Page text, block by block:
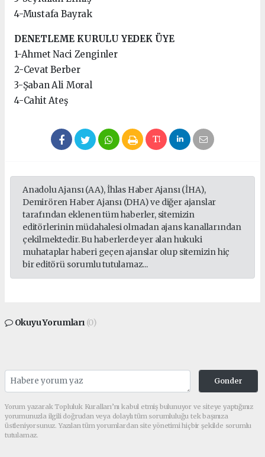
4-Mustafa Bayrak
DENETLEME KURULU YEDEK ÜYE
1-Ahmet Naci Zenginler
2-Cevat Berber
3-Şaban Ali Moral
4-Cahit Ateş
Anadolu Ajansı (AA), İhlas Haber Ajansı (İHA),
Demirören Haber Ajansı (DHA) ve diğer ajanslar
tarafından eklenen tüm haberler, sitemizin
editörlerinin müdahalesi olmadan ajans kanallarından
çekilmektedir. Bu haberlerde yer alan hukuki
muhataplar haberi geçen ajanslar olup sitemizin hiç
bir editörü sorumlu tutulamaz...
Okuyu Yorumları (0)
Gonder
Yorum yazarak Topluluk Kuralları’nı kabul etmiş bulunuyor ve siteye yaptığınız
yorumunuzla ilgili doğrudan veya dolaylı tüm sorumluluğu tek başınıza
üstleniyorsunuz. Yazılan tüm yorumlardan site yönetimi hiçbir şekilde sorumlu
tutulamaz.